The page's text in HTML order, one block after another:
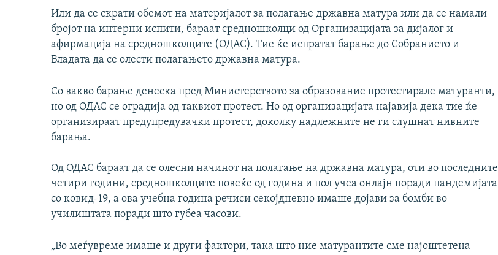
Или да се скрати обемот на материјалот за полагање државна матура или да се намали
бројот на интерни испити, бараат средношколци од Организацијата за дијалог и
афирмација на средношколците (ОДАС). Тие ќе испратат барање до Собранието и
Владата да се олести полагањето државна матура.
Со вакво барање денеска пред Министерството за образование протестирале матуранти,
но од ОДАС се оградија од таквиот протест. Но од организацијата најавија дека тие ќе
организираат предупредувачки протест, доколку надлежните не ги слушнат нивните
барања.
Од ОДАС бараат да се олесни начинот на полагање на државна матура, оти во последните
четири години, средношколците повеќе од година и пол учеа онлајн поради пандемијата
со ковид-19, а ова учебна година речиси секојдневно имаше дојави за бомби во
училиштата поради што губеа часови.
„Во меѓувреме имаше и други фактори, така што ние матурантите сме најоштетена